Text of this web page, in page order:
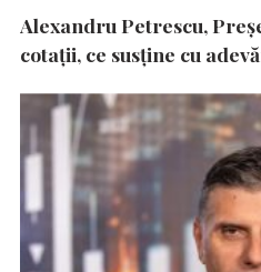
Alexandru Petrescu,
cotații, ce susține cu